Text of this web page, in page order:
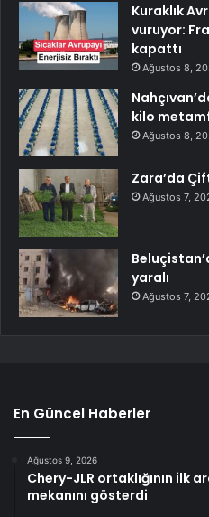
Kuraklık
vuruyor:
kapattı
Ağustos 8,
kilo
Ağustos 8,
Zara’da
Ağustos 7,
yaralı
Ağustos 7,
En Güncel Haberler
Ağustos 9, 2026
Chery-JLR ortaklığının ilk
mekanını gösterdi